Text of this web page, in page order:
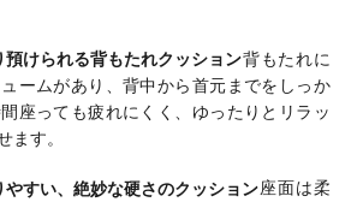
預けられる背もたれクッション背もたれに
ームがあり、背中から首元までをしっか
座っても疲れにくく、ゆったりとリラッ
ます。
やすい、絶妙な硬さのクッション座面は柔